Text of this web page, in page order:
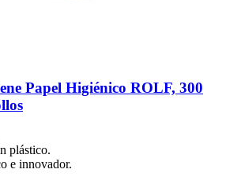
Papel Higiénico ROLF, 300
plástico.
e innovador.